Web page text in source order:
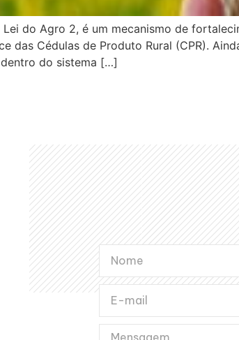
Lei do Agro 2, é um mecanismo de
das Cédulas de Produto Rural (CPR).
do sistema […]